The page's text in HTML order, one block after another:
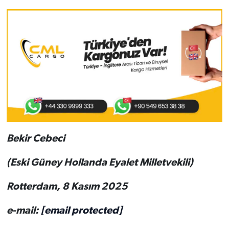
Bekir Cebeci
(Eski Güney Hollanda Eyalet Milletvekili)
Rotterdam, 8 Kasım 2025
e-mail: [email protected]